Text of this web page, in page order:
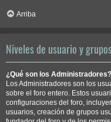
Arriba
Niveles de usuario y grupos
¿Qué son los Administradores?
Los Administradores son los
sobre el foro entero. Estos
configuraciones del foro,
usuarios, creación de grupos